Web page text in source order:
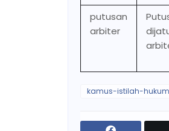
putusan
arbiter
kamus-istilah-